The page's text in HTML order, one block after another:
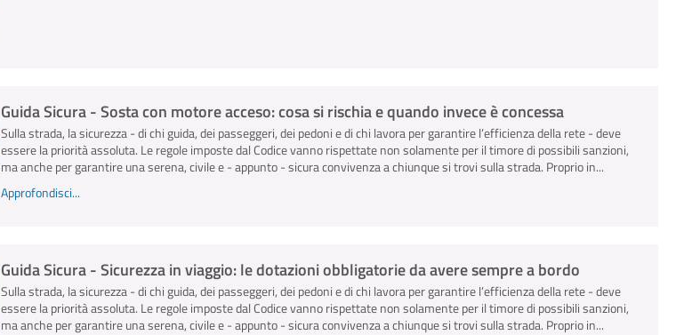
Guida Sicura - Sosta con motore acceso: cosa si rischia e quando invece è concessa
Sulla strada, la sicurezza - di chi guida, dei passeggeri, dei pedoni e di chi lavora per garantire l’efficienza della rete - deve
essere la priorità assoluta. Le regole imposte dal Codice vanno rispettate non solamente per il timore di possibili sanzioni,
ma anche per garantire una serena, civile e - appunto - sicura convivenza a chiunque si trovi sulla strada. Proprio in...
Approfondisci...
Guida Sicura - Sicurezza in viaggio: le dotazioni obbligatorie da avere sempre a bordo
Sulla strada, la sicurezza - di chi guida, dei passeggeri, dei pedoni e di chi lavora per garantire l’efficienza della rete - deve
essere la priorità assoluta. Le regole imposte dal Codice vanno rispettate non solamente per il timore di possibili sanzioni,
ma anche per garantire una serena, civile e - appunto - sicura convivenza a chiunque si trovi sulla strada. Proprio in...